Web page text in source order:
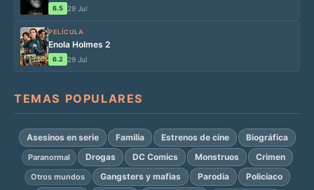
6.5 29 Jul
PELÍCULA
Enola Holmes 2
6.2 29 Jul
TEMAS POPULARES
Asesinos en serie Familia Estrenos de cine Biográfica
Paranormal Drogas DC Comics Monstruos Crimen
Otros mundos Gangsters y mafias Parodia
Policíaco